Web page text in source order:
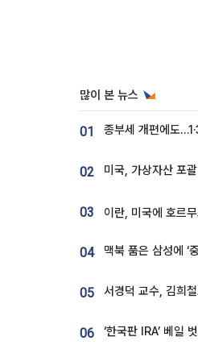
많이 본 뉴스
01
02
03
04
05
06